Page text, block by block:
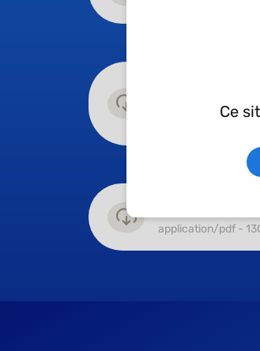
application/pdf -
application/pdf -
Ce